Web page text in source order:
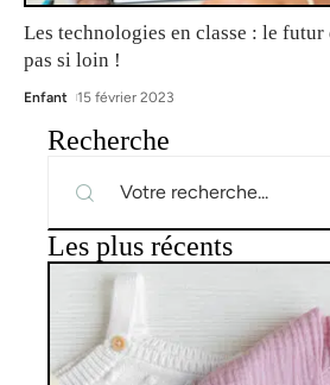
Les technologies en classe : le futur
pas si loin !
Enfant 15 février 2023
Recherche
Les plus récents